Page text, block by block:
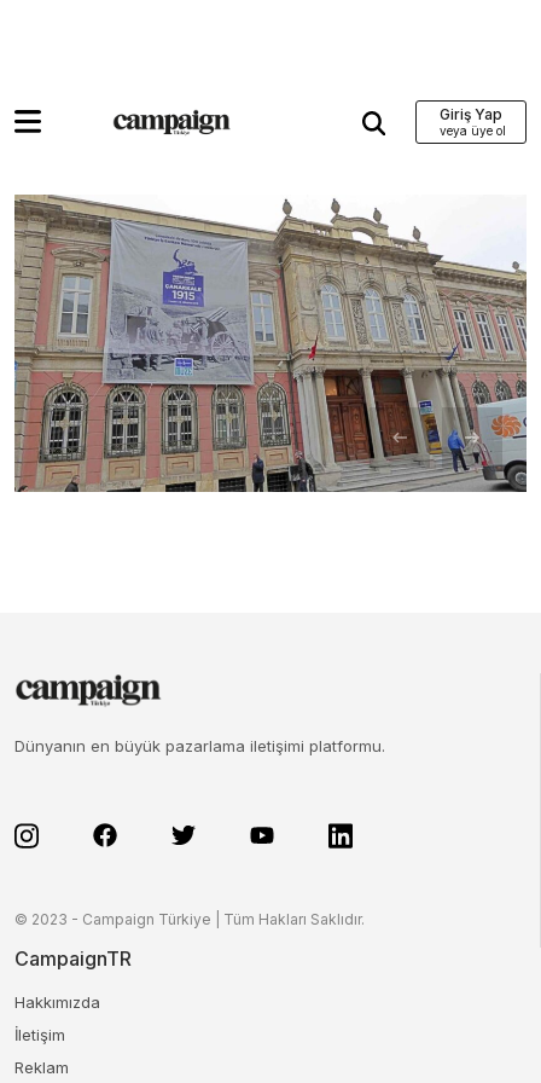
Giriş Yap
Dünyanın en büyük pazarlama iletişimi platformu.
© 2023 - Campaign Türkiye | Tüm Hakları Saklıdır.
CampaignTR
Hakkımızda
İletişim
Reklam